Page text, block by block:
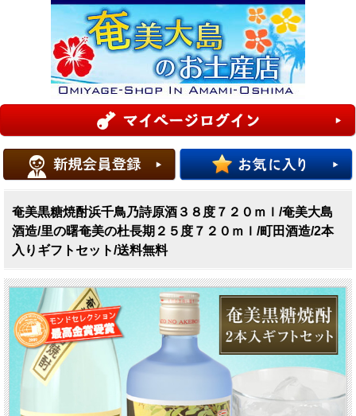
奄美黒糖焼酎浜千鳥乃詩原酒３８度７２０ｍｌ/奄美大島
酒造/里の曙奄美の杜長期２５度７２０ｍｌ/町田酒造/2本
入りギフトセット/送料無料